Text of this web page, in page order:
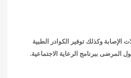
الإصابة وكذلك توفير الكوادر الطبية
المرضى ببرنامج الرعاية الاجتماعية.